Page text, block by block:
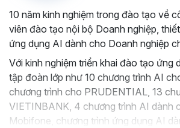
Gitiho
Lộ trình học bài bản và linh hoạt
cho bạn lộ trình học thiết kế
trúc, bạn có thể học linh hoạt
độ cá nhân, đảm bảo kiến thức
cách tốt nhất.
10 năm kinh nghiệm trong đào tạo về
viên đào tạo nội bộ Doanh nghiệp,
ứng dụng AI dành cho Doanh nghiệp
Với kinh nghiệm triển khai đào tạo ứng
tập đoàn lớp như 10 chương trình AI
chương trình cho PRUDENTIAL, 13
VIETINBANK, 4 chương trình AI dành
Mobifone, chương trình ứng dụng AI